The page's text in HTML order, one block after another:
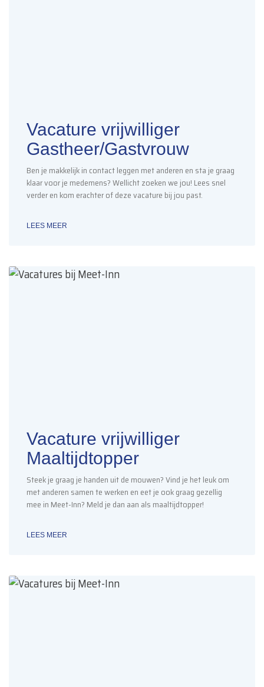
Vacature vrijwilliger
Gastheer/Gastvrouw
Ben je makkelijk in contact leggen met anderen en sta je graag
klaar voor je medemens? Wellicht zoeken we jou! Lees snel
verder en kom erachter of deze vacature bij jou past.
LEES MEER
Vacature vrijwilliger
Maaltijdtopper
Steek je graag je handen uit de mouwen? Vind je het leuk om
met anderen samen te werken en eet je ook graag gezellig
mee in Meet-Inn? Meld je dan aan als maaltijdtopper!
LEES MEER